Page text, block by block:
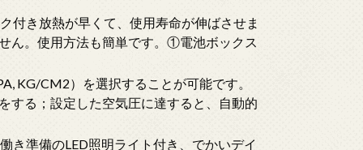
付き放熱が早くて、使用寿命が伸ばさせま
ん。使用方法も簡単です。①電池ボックス
KG/CM2）を選択することが可能です。
する；設定した空気圧に達すると、自動的
き準備のLED照明ライト付き、でかいデイ